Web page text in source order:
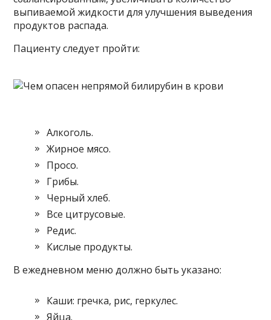
выпиваемой жидкости для улучшения выведения
продуктов распада.
Пациенту следует пройти:
Алкоголь.
Жирное мясо.
Просо.
Грибы.
Черный хлеб.
Все цитрусовые.
Редис.
Кислые продукты.
В ежедневном меню должно быть указано:
Каши: гречка, рис, геркулес.
Яйца.